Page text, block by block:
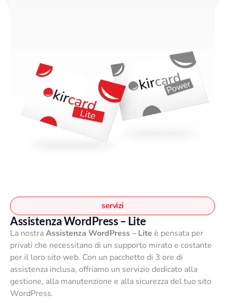
servizi
Assistenza WordPress – Lite
La nostraAssistenza WordPress – Lite è pensata per
privati che necessitano di un supporto mirato e costante
per il loro sito web. Con un pacchetto di 3 ore di
assistenza inclusa, offriamo un servizio dedicato alla
gestione, alla manutenzione e alla sicurezza del tuo sito
WordPress.